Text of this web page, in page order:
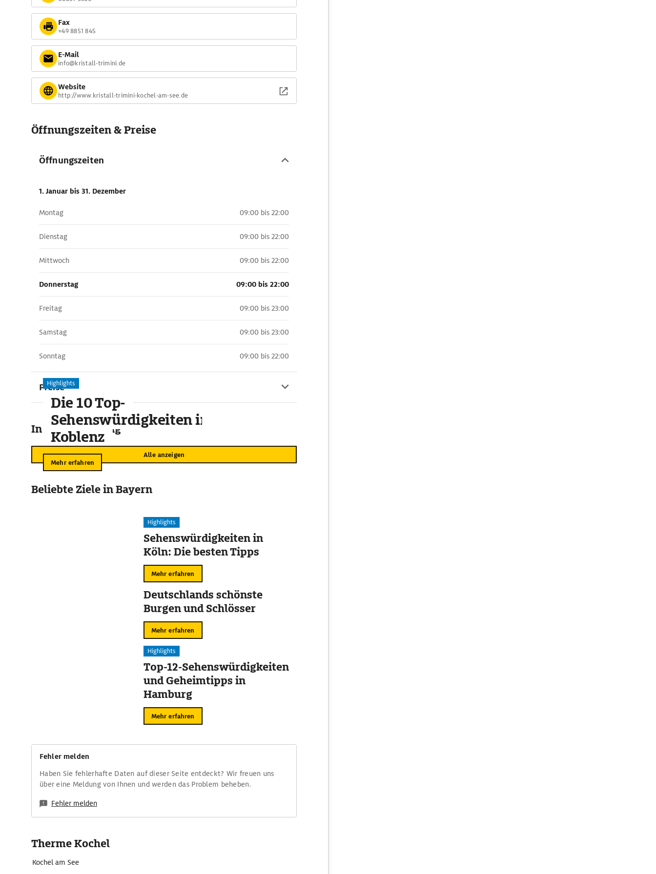
Naturerlebnis, Achtsamkeit und sanften Tourismus und wurde mit dem3. Platz
beim ADAC Tourismuspreis Bayern 2026
Fax
+49 8851 845
E-Mail
info@kristall-trimini.de
Website
http://www.kristall-trimini-kochel-am-see.de
Öffnungszeiten & Preise
Öffnungszeiten
1. Januar bis 31. Dezember
Montag 09:00 bis 22:00
Dienstag 09:00 bis 22:00
Mittwoch 09:00 bis 22:00
Donnerstag 09:00 bis 22:00
Freitag 09:00 bis 23:00
Samstag 09:00 bis 23:00
Sonntag 09:00 bis 22:00
Preise
In der Umgebung
Alle anzeigen
Highlights
Die 10 Top-
Sehenswürdigkeiten in
Koblenz
Mehr erfahren
Beliebte Ziele in Bayern
Highlights
Sehenswürdigkeiten in
Köln: Die besten Tipps
Mehr erfahren
Deutschlands schönste
Burgen und Schlösser
Mehr erfahren
Highlights
Top-12-Sehenswürdigkeiten
und Geheimtipps in
Hamburg
Mehr erfahren
Fehler melden
Haben Sie fehlerhafte Daten auf dieser Seite entdeckt? Wir freuen uns
über eine Meldung von Ihnen und werden das Problem beheben.
Fehler melden
Therme Kochel
Kochel am See